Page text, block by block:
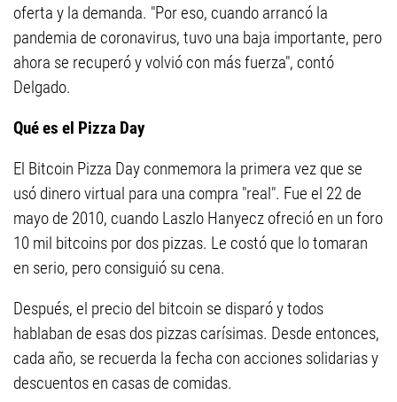
oferta y la demanda. "Por eso, cuando arrancó la
pandemia de coronavirus, tuvo una baja importante, pero
ahora se recuperó y volvió con más fuerza", contó
Delgado.
Qué es el Pizza Day
El Bitcoin Pizza Day conmemora la primera vez que se
usó dinero virtual para una compra "real". Fue el 22 de
mayo de 2010, cuando Laszlo Hanyecz ofreció en un foro
10 mil bitcoins por dos pizzas. Le costó que lo tomaran
en serio, pero consiguió su cena.
Después, el precio del bitcoin se disparó y todos
hablaban de esas dos pizzas carísimas. Desde entonces,
cada año, se recuerda la fecha con acciones solidarias y
descuentos en casas de comidas.